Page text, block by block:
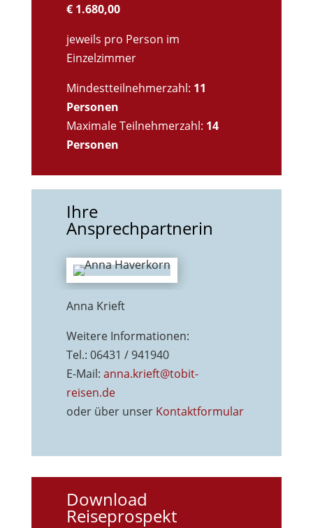
€ 1.680,00
jeweils pro Person im
Einzelzimmer
Mindestteilnehmerzahl: 11
Personen
Maximale Teilnehmerzahl: 14
Personen
Ihre
Ansprechpartnerin
Anna Krieft
Weitere Informationen:
Tel.: 06431 / 941940
E-Mail: anna.krieft@tobit-
reisen.de
oder über unser Kontaktformular
Download
Reiseprospekt